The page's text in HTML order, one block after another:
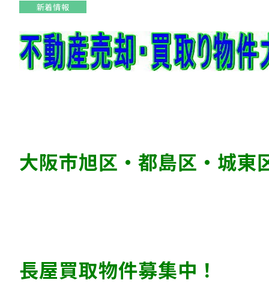
新着情報
大阪市旭区・都島区・城東
長屋買取物件募集中！